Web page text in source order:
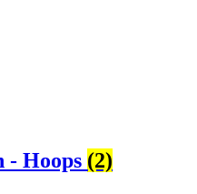
- Hoops (2)